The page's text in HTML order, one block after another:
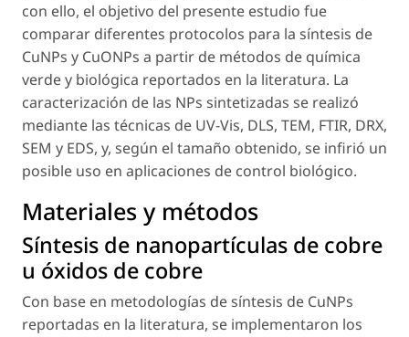
con ello, el objetivo del presente estudio fue
comparar diferentes protocolos para la síntesis de
CuNPs y CuONPs a partir de métodos de química
verde y biológica reportados en la literatura. La
caracterización de las NPs sintetizadas se realizó
mediante las técnicas de UV-Vis, DLS, TEM, FTIR, DRX,
SEM y EDS, y, según el tamaño obtenido, se infirió un
posible uso en aplicaciones de control biológico.
Materiales y métodos
Síntesis de nanopartículas de cobre
u óxidos de cobre
Con base en metodologías de síntesis de CuNPs
reportadas en la literatura, se implementaron los